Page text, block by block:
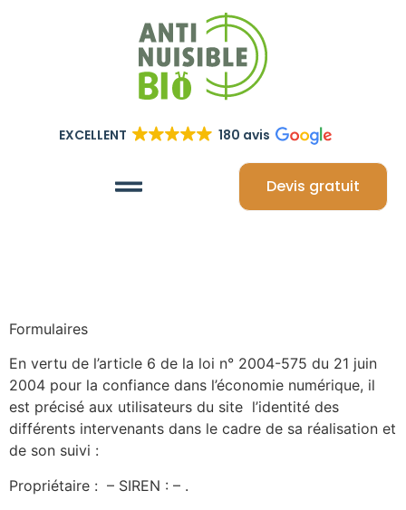
EXCELLENT 180 avis
Devis gratuit
Formulaires
En vertu de l’article 6 de la loi n° 2004-575 du 21 juin
2004 pour la confiance dans l’économie numérique, il
est précisé aux utilisateurs du site l’identité des
différents intervenants dans le cadre de sa réalisation et
de son suivi :
Propriétaire : – SIREN : – .